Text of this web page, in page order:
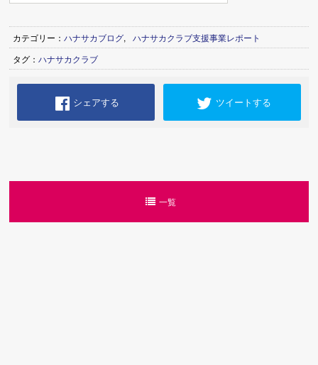
カテゴリー：ハナサカブログ,
ハナサカクラブ支援事業レポート
タグ：ハナサカクラブ
シェアする ツイートする
一覧